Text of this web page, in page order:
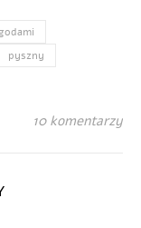
pyszny
10 komentarzy